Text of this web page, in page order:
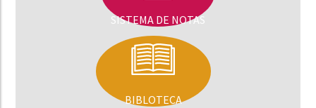
SISTEMA DE NOTAS
BIBLOTECA